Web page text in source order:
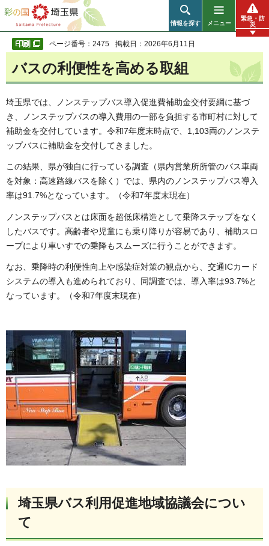
彩の国 埼玉県
情報を探す メニュー
緊急・防
災
ページ番号：2475 掲載日：2026年6月11日
バスの利便性を高める取組
埼玉県では、ノンステップバス導入促進費補助金交付要綱に基づ
き、ノンステップバスの導入費用の一部を負担する市町村に対して
補助金を交付しています。令和7年度末時点で、1,103両のノンステ
ップバスに補助金を交付してきました。
この結果、県が独自に行っている調査（県内営業所所管のバス車両
を対象：高速路線バスを除く）では、県内のノンステップバス導入
率は91.7%となっています。（令和7年度末現在）
ノンステップバスとは床面を超低床構造として乗降ステップをなく
したバスです。高齢者や児童にも乗り降りが容易であり、補助スロ
ープにより車いすでの乗降もスムーズに行うことができます。
なお、乗降時の利便性向上や感染症対策の観点から、交通ICカード
システムの導入も進められており、同調査では、導入率は93.7%と
なっています。（令和7年度末現在）
埼玉県バス利用促進地域協議会につい
て